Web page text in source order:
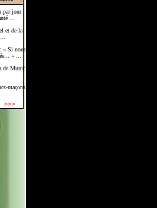
par jour
...
et de la
« Si nous
» ...
de Munir
maçons